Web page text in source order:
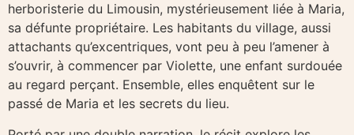
herboristerie du Limousin, mystérieusement liée à Maria,
sa défunte propriétaire. Les habitants du village, aussi
attachants qu’excentriques, vont peu à peu l’amener à
s’ouvrir, à commencer par Violette, une enfant surdouée
au regard perçant. Ensemble, elles enquêtent sur le
passé de Maria et les secrets du lieu.